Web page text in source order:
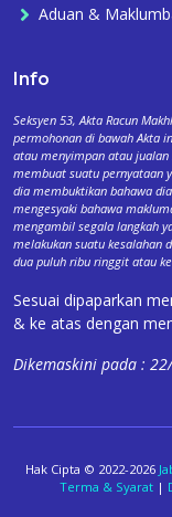
Aduan &
Info
Seksyen 53, Akta Racun
permohonan di bawah Akta
atau menyimpan atau
membuat suatu pernyataan
dia membuktikan bahawa
mengesyaki bahawa
mengambil segala langkah
melakukan suatu kesalahan
dua puluh ribu ringgit atau
Sesuai dipaparkan
& ke atas dengan
Dikemaskini pada :
Hak Cipta © 2022-2026
Terma & Syarat|